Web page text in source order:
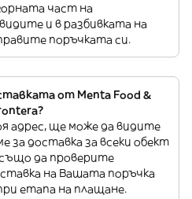
част на
и в разбивката на
поръчката си.
от Menta Food &
адрес, ще може да видите
за доставка за всеки обект
да проверите
на Вашата поръчка
етапа на плащане.